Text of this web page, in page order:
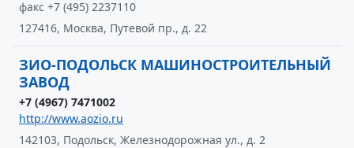
факс +7 (495) 2237110
127416, Москва, Путевой пр., д. 22
ЗИО-ПОДОЛЬСК МАШИНОСТРОИТЕЛЬНЫЙ
ЗАВОД
+7 (4967) 7471002
http://www.aozio.ru
142103, Подольск, Железнодорожная ул., д. 2